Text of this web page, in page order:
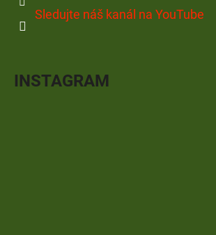
Sledujte náš kanál na YouTube
INSTAGRAM